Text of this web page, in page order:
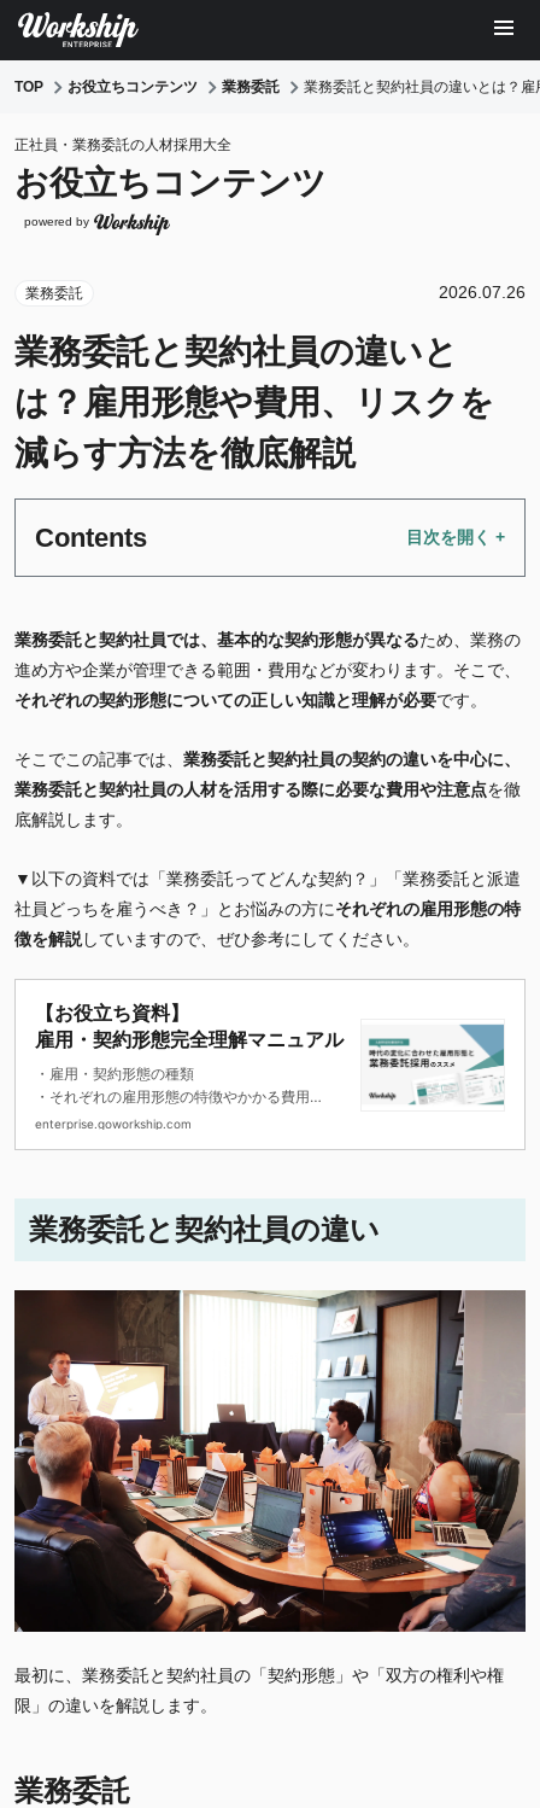
TOP お役立ちコンテンツ 業務委託 業務委託と契約社員の違いとは？
正社員・業務委託の人材採用大全
お役立ちコンテンツ
powered by
業務委託 2026.07.26
業務委託と契約社員の違いと
は？雇用形態や費用、リスクを
減らす方法を徹底解説
Contents
業務委託と契約社員では、基本的な契約形態が異なるため、業務の
進め方や企業が管理できる範囲・費用などが変わります。そこで、
それぞれの契約形態についての正しい知識と理解が必要です。
そこでこの記事では、 業務委託と契約社員の契約の違いを中心に、
業務委託と契約社員の人材を活用する際に必要な費用や注意点を徹
底解説します。
▼以下の資料では「業務委託ってどんな契約？」「業務委託と派遣
社員どっちを雇うべき？」とお悩みの方にそれぞれの雇用形態の特
徴を解説していますので、ぜひ参考にしてください。
【お役立ち資料】
雇用・契約形態完全理解マニュアル
・雇用・契約形態の種類
・それぞれの雇用形態の特徴やかかる費用
・雇用形態別の注意点などをお伝えしていま
enterprise.goworkship.com
業務委託と契約社員の違い
最初に、業務委託と契約社員の「契約形態」や「双方の権利や権
限」の違いを解説します。
業務委託